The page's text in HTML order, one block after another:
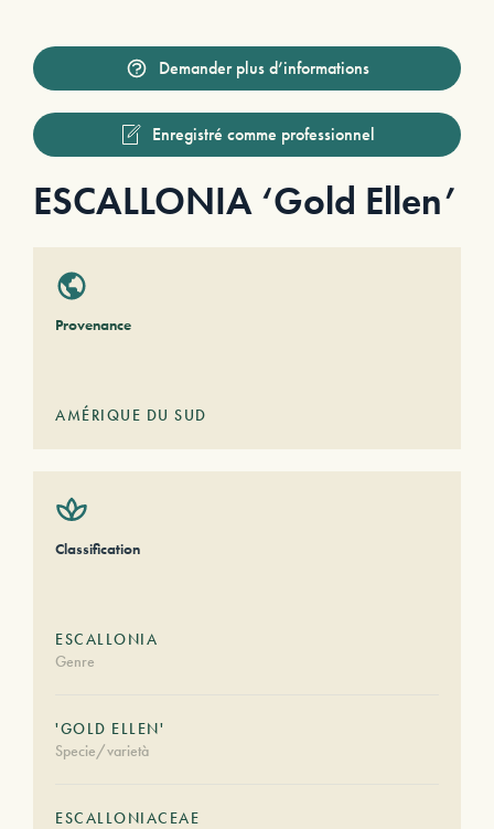
Demander plus d’informations
Enregistré comme professionnel
ESCALLONIA ‘Gold Ellen’
Provenance
AMÉRIQUE DU SUD
Classification
ESCALLONIA
Genre
'GOLD ELLEN'
Specie/varietà
ESCALLONIACEAE